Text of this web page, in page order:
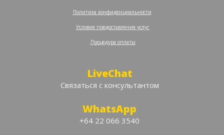
Политика конфиденциальности
Условия предоставления услуг
Процедура оплаты
LiveChat
Связаться с консультантом
WhatsApp
+64 22 066 3540